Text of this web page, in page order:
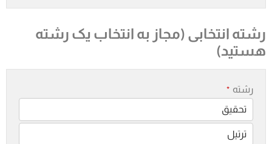
رشته انتخابی (مجاز به انتخاب یک رشته
هستید)
رشته *
تحقیق
ترتیل